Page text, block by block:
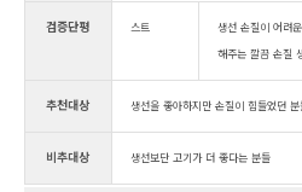
검증단평 스트
생선 손질이 어려
해주는 깔끔 손질
추천대상 생선을 좋아하지만 손질이 힘들었던 분
비추대상 생선보단 고기가 더 좋다는 분들